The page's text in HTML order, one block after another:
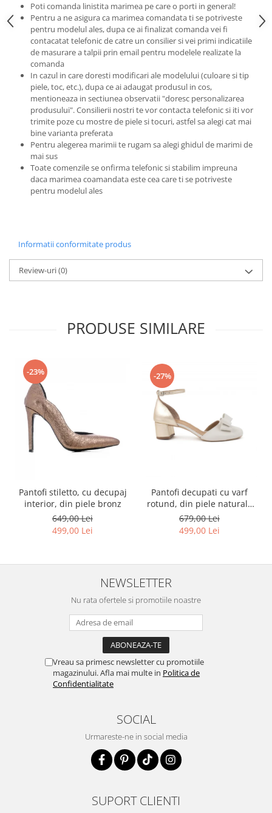
Poti comanda linistita marimea pe care o porti in general!
Pentru a ne asigura ca marimea comandata ti se potriveste
pentru modelul ales, dupa ce ai finalizat comanda vei fi
contacatat telefonic de catre un consilier si vei primi indicatiile
de masurare a talpii prin email pentru modelele realizate la
comanda
In cazul in care doresti modificari ale modelului (culoare si tip
piele, toc, etc.), dupa ce ai adaugat produsul in cos,
mentioneaza in sectiunea observatii "doresc personalizarea
produsului". Consilierii nostri te vor contacta telefonic si iti vor
trimite poze cu mostre de piele si tocuri, astfel sa alegi cat mai
bine varianta preferata
Pentru alegerea marimii te rugam sa alegi ghidul de marimi de
mai sus
Toate comenzile se onfirma telefonic si stabilim impreuna
daca marimea coamandata este cea care ti se potriveste
pentru modelul ales
Informatii conformitate produs
Review-uri(0)
PRODUSE SIMILARE
-23%
Pantofi stiletto, cu decupaj
interior, din piele bronz
649,00 Lei
499,00 Lei
-27%
Pantofi decupati cu varf
rotund, din piele naturala
alba si piele laminata auriu-
pal
679,00 Lei
499,00 Lei
NEWSLETTER
Nu rata ofertele si promotiile noastre
Vreau sa primesc newsletter cu promotiile
magazinului. Afla mai multe in Politica de
Confidentialitate
SOCIAL
Urmareste-ne in social media
SUPORT CLIENTI